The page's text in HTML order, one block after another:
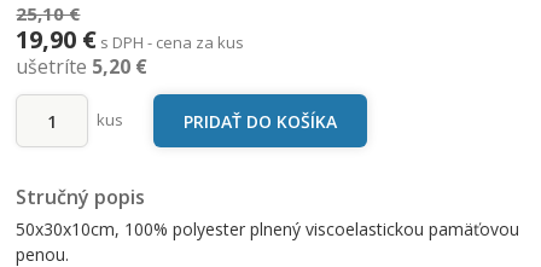
25,10 €
19,90 € s DPH - cena za kus
ušetríte 5,20 €
kus
Stručný popis
50x30x10cm, 100% polyester plnený viscoelastickou pamäťovou
penou.